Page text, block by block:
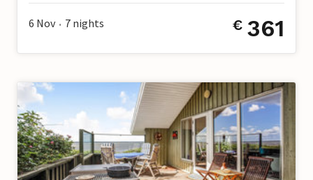
6 Nov • 7 nights € 361